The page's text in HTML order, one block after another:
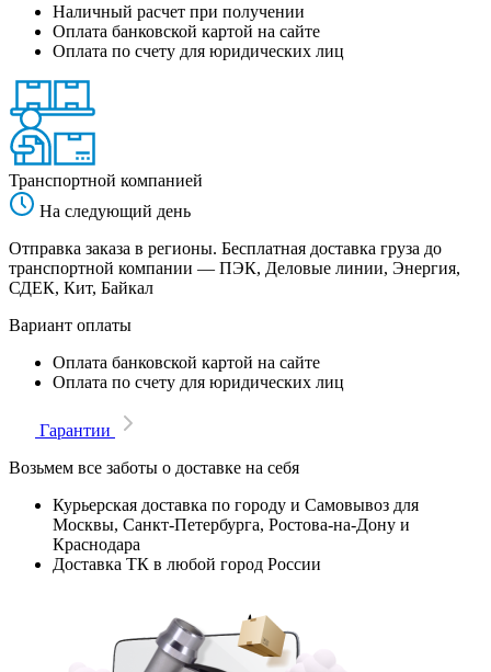
Наличный расчет при получении
Оплата банковской картой на сайте
Оплата по счету для юридических лиц
Транспортной компанией
На следующий день
Отправка заказа в регионы. Бесплатная доставка груза до
транспортной компании — ПЭК, Деловые линии, Энергия,
СДЕК, Кит, Байкал
Вариант оплаты
Оплата банковской картой на сайте
Оплата по счету для юридических лиц
Гарантии
Возьмем все заботы о доставке на себя
Курьерская доставка по городу и Самовывоз для
Москвы, Санкт-Петербурга, Ростова-на-Дону и
Краснодара
Доставка ТК в любой город России